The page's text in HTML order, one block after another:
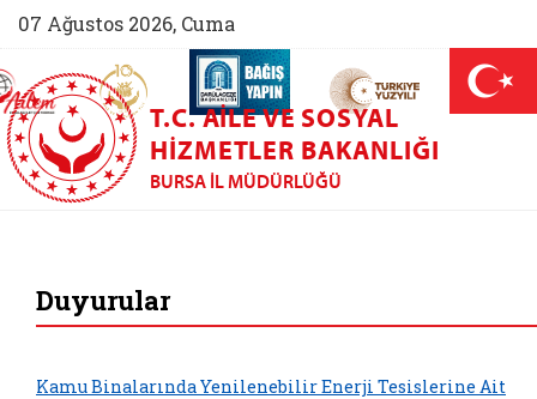
07 Ağustos 2026, Cuma
(yeni sekmede açılır)
AİLEM İletişim Merkezi (yeni sekmede açılır)
Aile ve Nüfus On Yılı (yeni sekmede açılır)
Darülaceze bağış sayfası (yeni
T.C. AILE VE SOSYAL
HIZMETLER BAKANLIĞI
BURSA İL MÜDÜRLÜĞÜ
Duyurular
Kamu Binalarında Yenilenebilir Enerji Tesislerine Ait